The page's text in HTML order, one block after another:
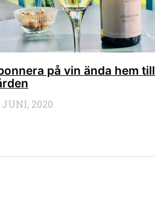
på vin ända hem till
JUNI, 2020